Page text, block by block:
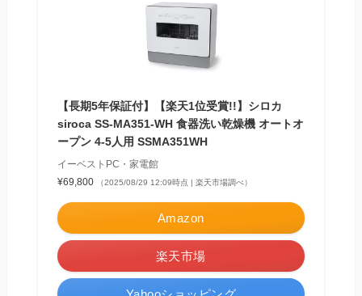
【長期5年保証付】【楽天1位受賞!!】シロカ
siroca SS-MA351-WH 食器洗い乾燥機 オートオ
ープン 4-5人用 SSMA351WH
イーベストPC・家電館
¥69,800
（2025/08/29 12:09時点 | 楽天市場調べ）
Amazon
楽天市場